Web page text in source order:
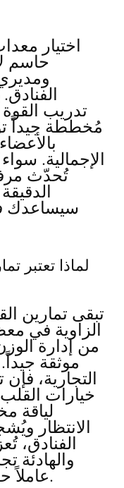
اختيار
حاسم
تدريب
مُخططة جيداً
الإجمالية.
تُحدّث
سيساعدك
لماذا تعتبر
تبقى تمارين
الزاوية في
من إدارة
موثقة
التجارية،
خيارات
لياقة
الانتظار
الفنادق،
والهادئة
عاملاً حاسماً للحجوزات المتكررة.